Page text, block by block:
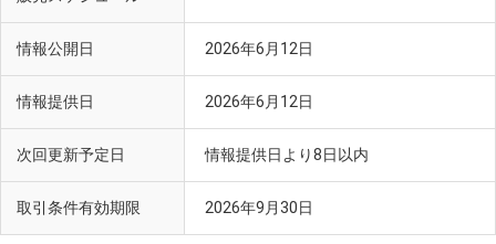
情報公開日 2026年6月12日
情報提供日 2026年6月12日
次回更新予定日 情報提供日より8日以内
取引条件有効期限 2026年9月30日